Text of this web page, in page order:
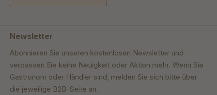
Newsletter
Abonnieren Sie unseren kostenlosen Newsletter und
verpassen Sie keine Neuigkeit oder Aktion mehr. Wenn Sie
Gastronom oder Händler sind, melden Sie sich bitte über
die jeweilige B2B-Seite an.